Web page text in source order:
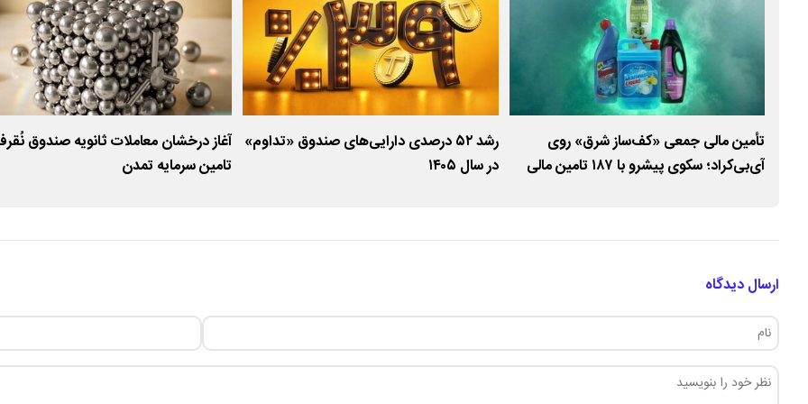
تأمین مالی جمعی «کف‌ساز شرق» روی
آی‌بی‌کراد؛ سکوی پیشرو با ۱۸۷ تامین مالی
رشد ۵۲ درصدی دارایی‌های صندوق «تداوم»
در سال ۱۴۰۵
آغاز درخشان معاملات ثانویه صندوق
تامین سرمایه تمدن
ارسال دیدگاه